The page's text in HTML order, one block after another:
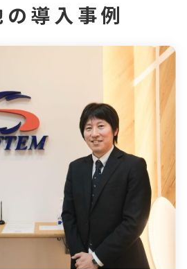
の導入事例